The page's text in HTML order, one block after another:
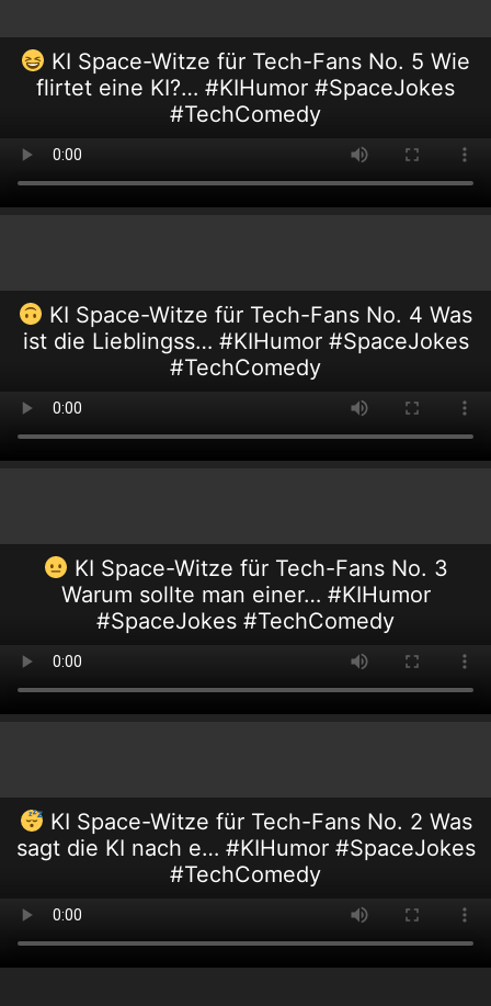
KI Space-Witze für Tech-Fans No. 5 Wie
flirtet eine KI?… #KIHumor #SpaceJokes
#TechComedy
KI Space-Witze für Tech-Fans No. 4 Was
ist die Lieblingss… #KIHumor #SpaceJokes
#TechComedy
KI Space-Witze für Tech-Fans No. 3
Warum sollte man einer… #KIHumor
#SpaceJokes #TechComedy
KI Space-Witze für Tech-Fans No. 2 Was
sagt die KI nach e… #KIHumor #SpaceJokes
#TechComedy